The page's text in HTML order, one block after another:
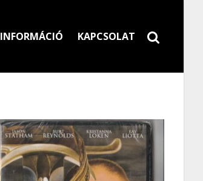
INFORMÁCIÓ KAPCSOLAT